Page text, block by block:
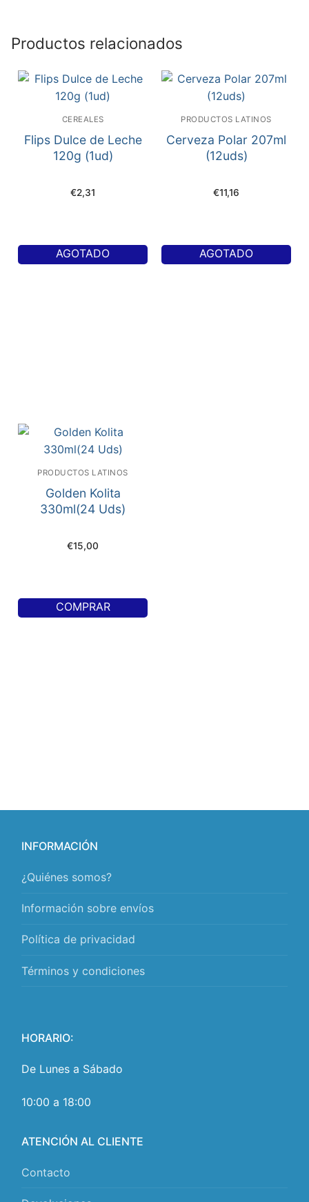
Productos relacionados
CEREALES
Flips Dulce de Leche
120g (1ud)
€2,31
AGOTADO
PRODUCTOS LATINOS
Cerveza Polar 207ml
(12uds)
€11,16
AGOTADO
PRODUCTOS LATINOS
Golden Kolita
330ml(24 Uds)
€15,00
COMPRAR
INFORMACIÓN
¿Quiénes somos?
Información sobre envíos
Política de privacidad
Términos y condiciones
HORARIO:
De Lunes a Sábado
10:00 a 18:00
ATENCIÓN AL CLIENTE
Contacto